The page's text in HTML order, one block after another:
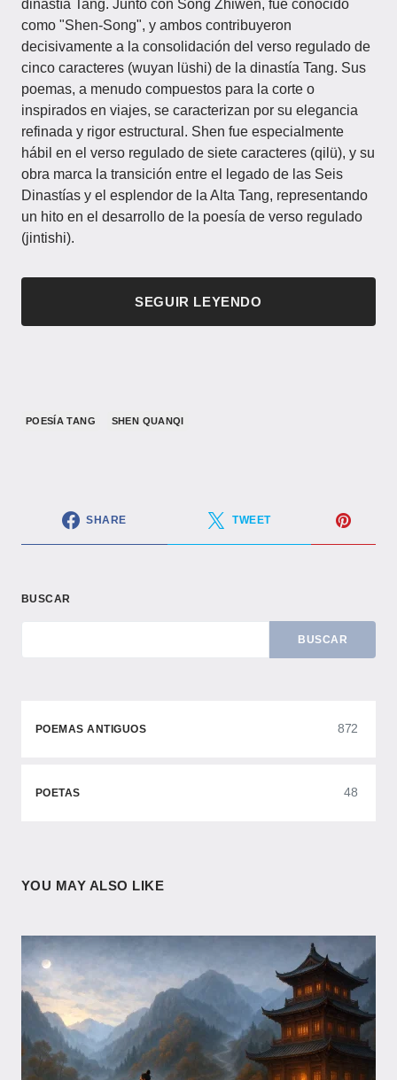
dinastía Tang. Junto con Song Zhiwen, fue conocido
como "Shen-Song", y ambos contribuyeron
decisivamente a la consolidación del verso regulado de
cinco caracteres (wuyan lüshi) de la dinastía Tang. Sus
poemas, a menudo compuestos para la corte o
inspirados en viajes, se caracterizan por su elegancia
refinada y rigor estructural. Shen fue especialmente
hábil en el verso regulado de siete caracteres (qilü), y su
obra marca la transición entre el legado de las Seis
Dinastías y el esplendor de la Alta Tang, representando
un hito en el desarrollo de la poesía de verso regulado
(jintishi).
SEGUIR LEYENDO
POESÍA TANG SHEN QUANQI
SHARE TWEET
BUSCAR
BUSCAR
POEMAS ANTIGUOS 872
POETAS 48
YOU MAY ALSO LIKE